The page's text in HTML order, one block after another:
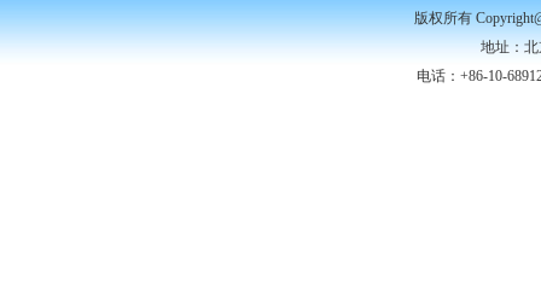
版权所有
地址：
电话：+86-10-